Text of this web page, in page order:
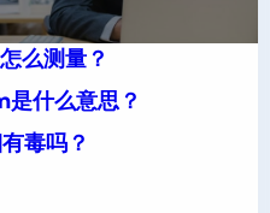
么测量？
什么意思？
毒吗？